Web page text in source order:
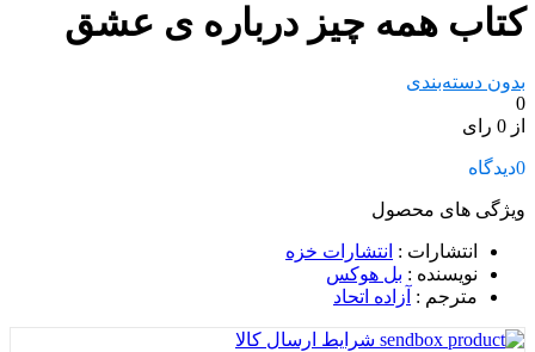
کتاب همه چیز درباره‌ ی عشق
بدون دسته‌بندی
0
از 0 رای
0دیدگاه
ویژگی های محصول
انتشارات : انتشارات خزه
نویسنده : بل هوکس
مترجم : آزاده اتحاد
شرایط ارسال کالا